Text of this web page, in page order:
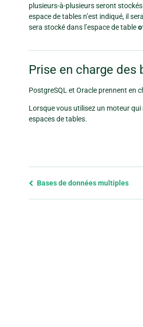
plusieurs-à-plusieurs seront
espace de tables n’est indiqué, il
sera stocké dans l’espace de table
Prise en charge des
PostgreSQL et Oracle prennent en
Lorsque vous utilisez un moteur
espaces de tables.
Previous
Bases de données multiples